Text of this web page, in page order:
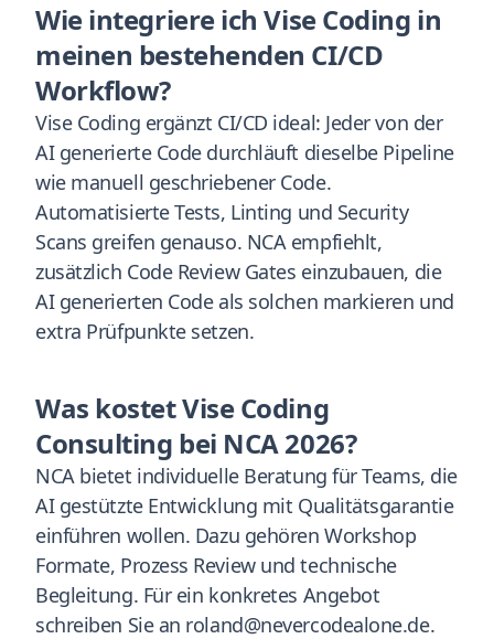
Wie integriere ich Vise Coding in
meinen bestehenden CI/CD
Workflow?
Vise Coding ergänzt CI/CD ideal: Jeder von der
AI generierte Code durchläuft dieselbe Pipeline
wie manuell geschriebener Code.
Automatisierte Tests, Linting und Security
Scans greifen genauso. NCA empfiehlt,
zusätzlich Code Review Gates einzubauen, die
AI generierten Code als solchen markieren und
extra Prüfpunkte setzen.
Was kostet Vise Coding
Consulting bei NCA 2026?
NCA bietet individuelle Beratung für Teams, die
AI gestützte Entwicklung mit Qualitätsgarantie
einführen wollen. Dazu gehören Workshop
Formate, Prozess Review und technische
Begleitung. Für ein konkretes Angebot
schreiben Sie an roland@nevercodealone.de.